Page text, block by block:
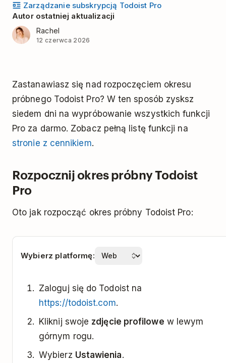
Zarządzanie subskrypcją Todoist Pro
Autor ostatniej aktualizacji
Rachel
12 czerwca 2026
Zastanawiasz się nad rozpoczęciem okresu
próbnego Todoist Pro? W ten sposób zysksz
siedem dni na wypróbowanie wszystkich funkcji
Pro za darmo. Zobacz pełną listę funkcji na
stronie z cennikiem.
Rozpocznij okres próbny Todoist
Pro
Oto jak rozpocząć okres próbny Todoist Pro:
Wybierz platformę:
Zaloguj się do Todoist na
https://todoist.com.
Kliknij swoje zdjęcie profilowe w lewym
górnym rogu.
Wybierz Ustawienia.